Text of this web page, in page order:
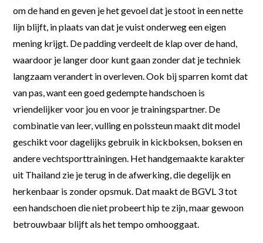
om de hand en geven je het gevoel dat je stoot in een nette
lijn blijft, in plaats van dat je vuist onderweg een eigen
mening krijgt. De padding verdeelt de klap over de hand,
waardoor je langer door kunt gaan zonder dat je techniek
langzaam verandert in overleven. Ook bij sparren komt dat
van pas, want een goed gedempte handschoen is
vriendelijker voor jou en voor je trainingspartner. De
combinatie van leer, vulling en polssteun maakt dit model
geschikt voor dagelijks gebruik in kickboksen, boksen en
andere vechtsporttrainingen. Het handgemaakte karakter
uit Thailand zie je terug in de afwerking, die degelijk en
herkenbaar is zonder opsmuk. Dat maakt de BGVL 3 tot
een handschoen die niet probeert hip te zijn, maar gewoon
betrouwbaar blijft als het tempo omhooggaat.